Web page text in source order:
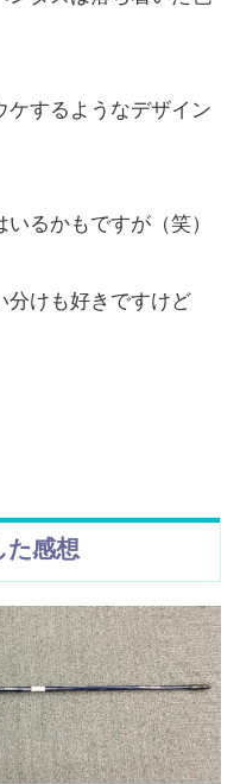
ケするようなデザイン
るかもですが（笑）
分けも好きですけど
た感想